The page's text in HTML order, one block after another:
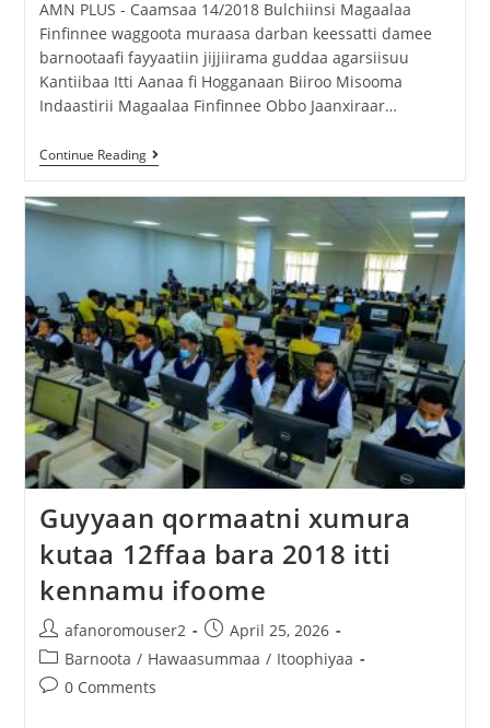
AMN PLUS - Caamsaa 14/2018 Bulchiinsi Magaalaa
Finfinnee waggoota muraasa darban keessatti damee
barnootaafi fayyaatiin jijjiirama guddaa agarsiisuu
Kantiibaa Itti Aanaa fi Hogganaan Biiroo Misooma
Indaastirii Magaalaa Finfinnee Obbo Jaanxiraar…
Continue Reading
Guyyaan qormaatni xumura
kutaa 12ffaa bara 2018 itti
kennamu ifoome
afanoromouser2
April 25, 2026
Barnoota / Hawaasummaa / Itoophiyaa
0 Comments